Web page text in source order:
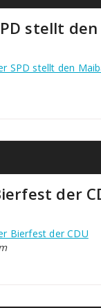
stellt
SPD stellt den
der
Bierfest der CDU